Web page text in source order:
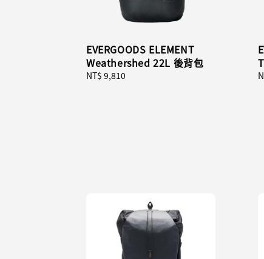
EVERGOODS ELEMENT
Weathershed 22L 後背包
Regular
NT$ 9,810